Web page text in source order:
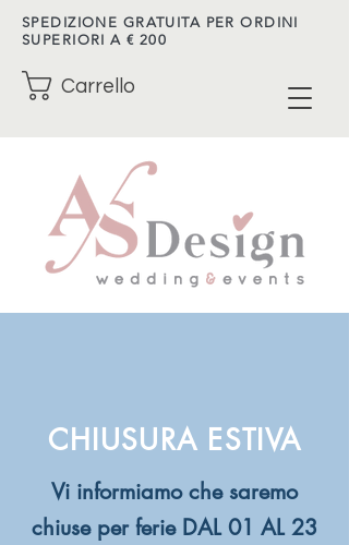
SPEDIZIONE GRATUITA PER ORDINI
SUPERIORI A € 200
Carrello
CHIUSURA ESTIVA
Vi informiamo che saremo
chiuse per ferie DAL 01 AL 23